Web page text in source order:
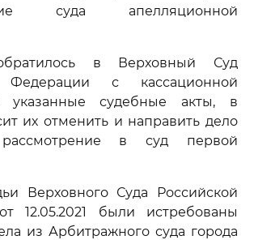
суда апелляционной
в Верховный Суд
Федерации с кассационной
судебные акты, в
их отменить и направить дело
в суд первой
Верховного Суда Российской
12.05.2021 были истребованы
из Арбитражного суда города